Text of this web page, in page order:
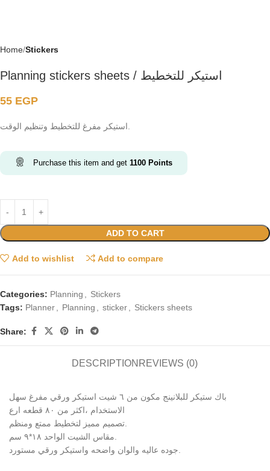
Home Stickers
Planning stickers sheets / استيكر للتخطيط
55 EGP
Purchase this item and get 1100 Points
ADD TO CART
Add to wishlist Add to compare
Categories: Planning , Stickers
Tags: Planner, Planning , sticker, Stickers sheets
Share:
DESCRIPTION REVIEWS (0)
باك ستيكر للبلانينج مكون من ٦ شيت استيكر ورقي مفرغ سهل
الاستخدام ،اكثر من ٨٠ قطعه ارع
تصميم مميز لتخطيط ممتع ومنظم.
مقاس الشيت الواحد ١٨*٩ سم.
جوده عاليه والوان واضحه واستيكر ورقي مستورد.